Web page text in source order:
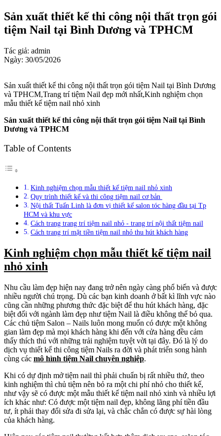
Sản xuất thiết kế thi công nội thất trọn gói
tiệm Nail tại Bình Dương và TPHCM
Tác giả: admin
Ngày: 30/05/2026
Sản xuất thiết kế thi công nội thất trọn gói tiệm Nail tại Bình Dương
và TPHCM,Trang trí tiệm Nail đẹp mới nhất,Kinh nghiệm chọn
mẫu thiết kế tiệm nail nhỏ xinh
Sản xuất thiết kế thi công nội thất trọn gói tiệm Nail tại Bình
Dương và TPHCM
Table of Contents
Kinh nghiệm chọn mẫu thiết kế tiệm nail nhỏ xinh
Quy trình thiết kế và thi công tiệm nail cơ bản
Nội thất Tuấn Linh là đơn vị thiết kế salon tóc hàng đầu tại Tp
HCM và khu vực
Cách trang trang trí tiệm nail nhỏ - trang trí nội thất tiệm nail
Cách trang trí mặt tiền tiệm nail nhỏ thu hút khách hàng
Kinh nghiệm chọn mẫu thiết kế tiệm nail
nhỏ xinh
Nhu cầu làm đẹp hiện nay đang trở nên ngày càng phổ biến và được
nhiều người chú trọng. Dù các bạn kinh doanh ở bất kì lĩnh vực nào
cũng cần những phương thức đặc biệt để thu hút khách hàng, đặc
biệt đối với ngành làm đẹp như tiệm Nail là điều không thể bỏ qua.
Các chủ tiệm Salon – Nails luôn mong muốn có được một không
gian làm đẹp mà mọi khách hàng khi đến với cửa hàng đều cảm
thấy thích thú với những trải nghiệm tuyệt vời tại đây. Đó là lý do
dịch vụ thiết kế thi công tiệm Nails ra đời và phát triển song hành
cùng các mô hình tiệm Nail chuyên nghiệp.
Khi có dự định mở tiệm nail thì phải chuẩn bị rất nhiều thứ, theo
kinh nghiệm thì chủ tiệm nên bỏ ra một chi phí nhỏ cho thiết kế,
như vậy sẽ có được một mẫu thiết kế tiệm nail nhỏ xinh và nhiều lợi
ích khác như: Có được một tiệm nail đẹp, không lãng phí tiền đầu
tư, ít phải thay đổi sửa đi sửa lại, và chắc chắn có được sự hài lòng
của khách hàng.